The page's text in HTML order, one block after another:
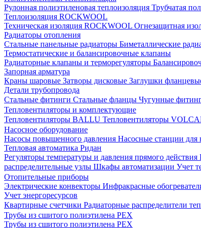
Рулонная полиэтиленовая теплоизоляция Трубчатая
Теплоизоляция ROCKWOOL
Техническая изоляция ROCKWOOL Огнезащитная
Радиаторы отопления
Стальные панельные радиаторы Биметаллические
Термостатические и балансировочные клапаны
Радиаторные клапаны и терморегуляторы
Запорная арматура
Краны шаровые Затворы дисковые Заглушки
Детали трубопровода
Стальные фитинги Стальные фланцы Чугунные
Тепловентиляторы и комплектующие
Тепловентиляторы BALLU Тепловентиляторы
Насосное оборудование
Насосы повышенного давления Насосные станции
Тепловая автоматика Ридан
Регуляторы температуры и давления прямого действия
распределительные узлы Шкафы автоматизации Учет
Отопительные приборы
Электрические конвекторы Инфракрасные
Учет энергоресурсов
Квартирные счетчики Радиаторные распределители
Трубы из сшитого полиэтилена PEX
Трубы из сшитого полиэтилена PEX